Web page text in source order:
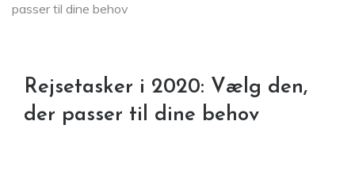
passer til dine behov
Rejsetasker i 2020: Vælg den,
der passer til dine behov